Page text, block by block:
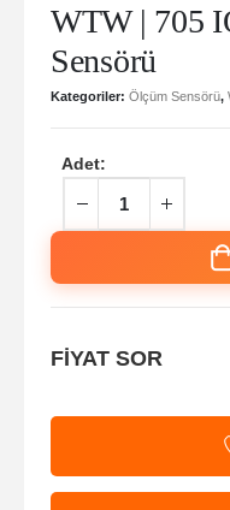
WTW | 705
Sensörü
Kategoriler: Ölçüm Sensörü,
Adet:
FİYAT SOR